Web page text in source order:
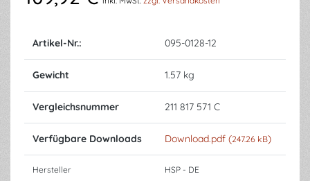
Artikel-Nr.: 095-0128-12
Gewicht 1.57 kg
Vergleichsnummer 211 817 571 C
Verfügbare Downloads Download.pdf (247.26 kB)
Hersteller HSP - DE